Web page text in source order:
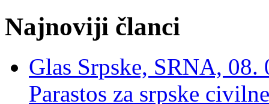
Najnoviji članci
Glas Srpske, SRNA,
Parastos za srpske